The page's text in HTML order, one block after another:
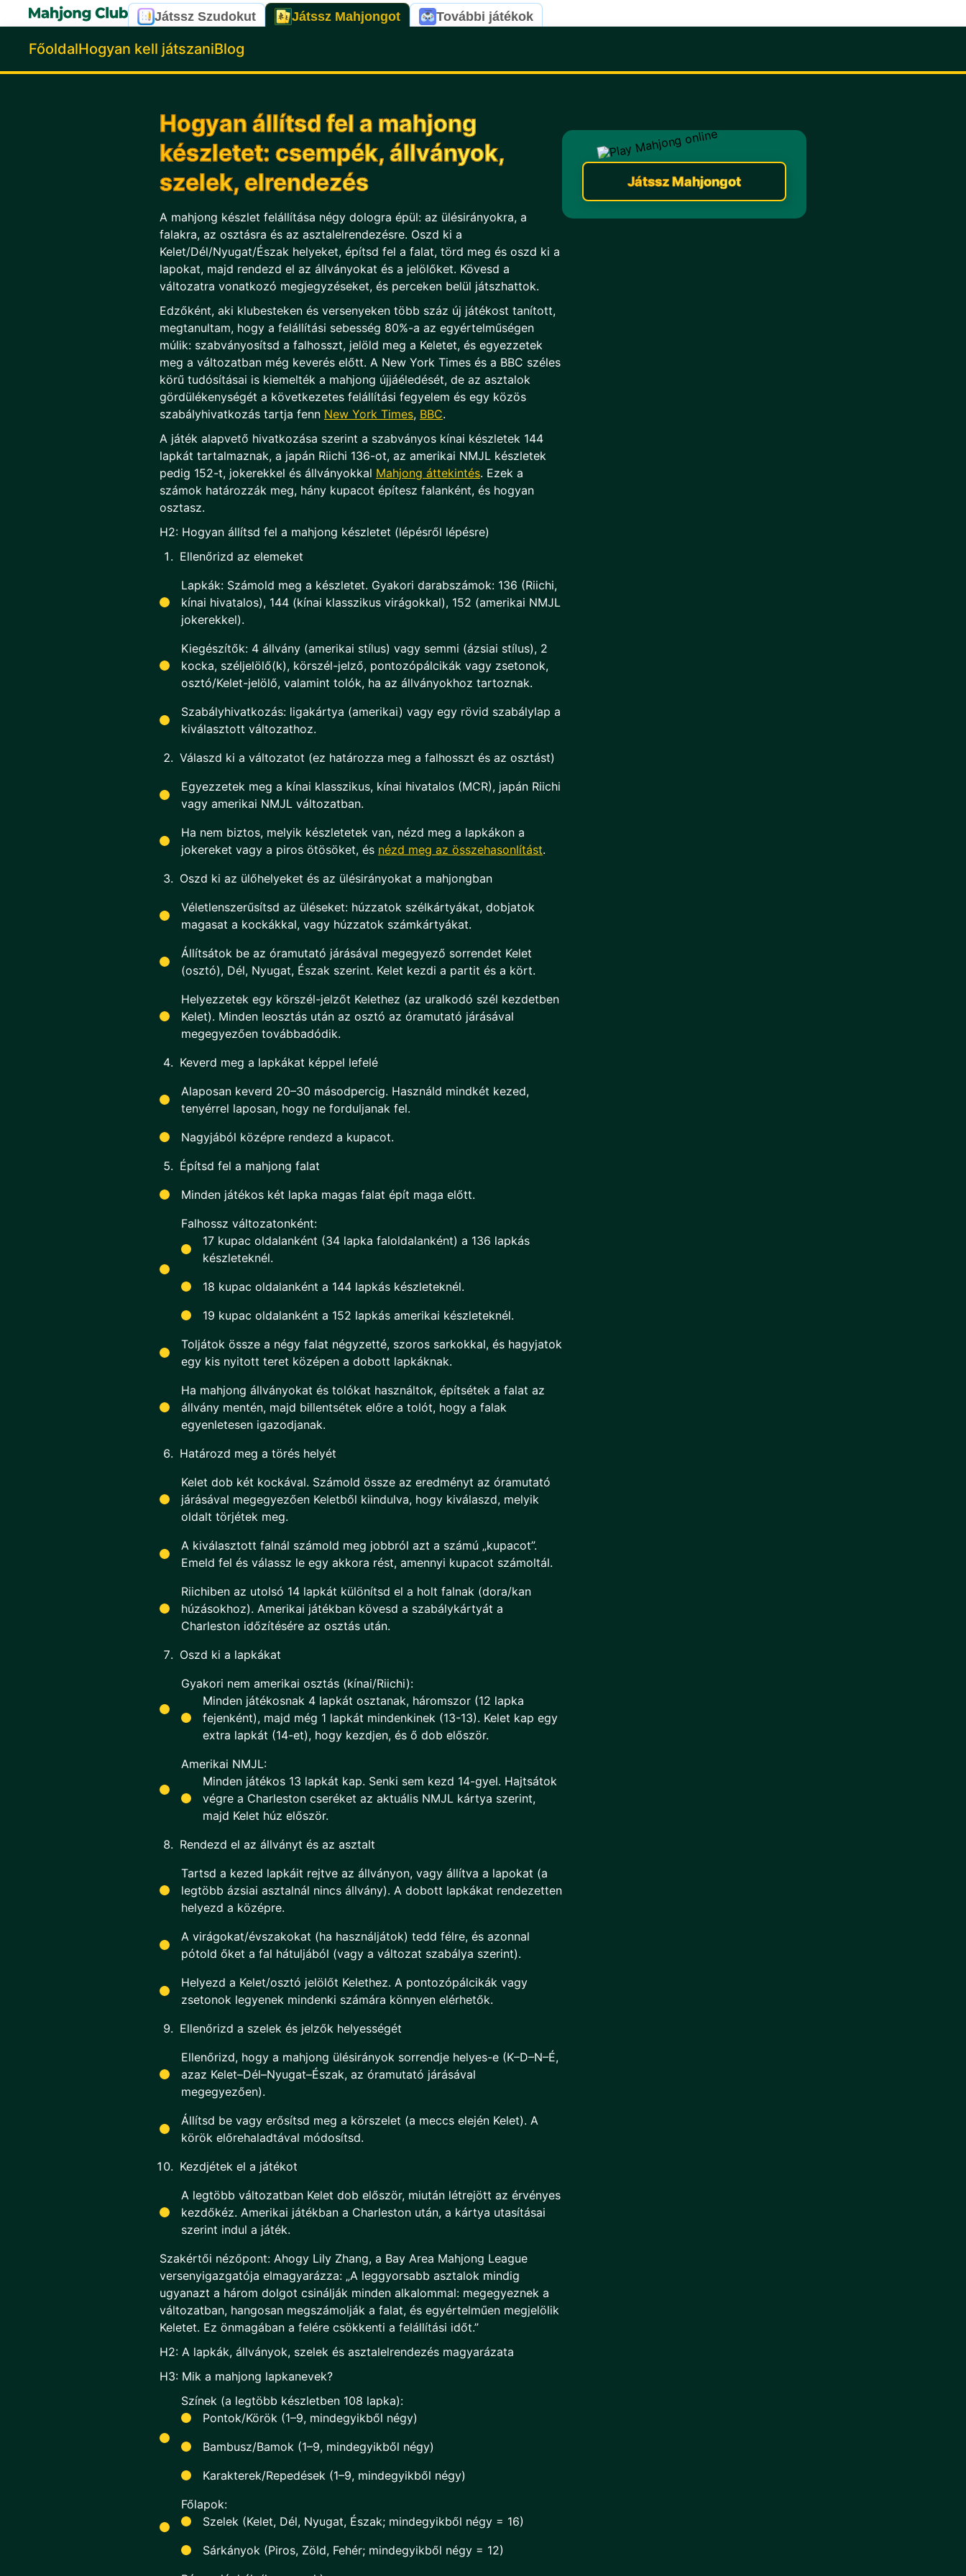
Játssz Szudokut Játssz Mahjongot További játékok
FőoldalHogyan kell játszaniBlog
Hogyan állítsd fel a mahjong
készletet: csempék, állványok,
szelek, elrendezés
A mahjong készlet felállítása négy dologra épül: az ülésirányokra, a
falakra, az osztásra és az asztalelrendezésre. Oszd ki a
Kelet/Dél/Nyugat/Észak helyeket, építsd fel a falat, törd meg és oszd ki a
lapokat, majd rendezd el az állványokat és a jelölőket. Kövesd a
változatra vonatkozó megjegyzéseket, és perceken belül játszhattok.
Edzőként, aki klubesteken és versenyeken több száz új játékost tanított,
megtanultam, hogy a felállítási sebesség 80%-a az egyértelműségen
múlik: szabványosítsd a falhosszt, jelöld meg a Keletet, és egyezzetek
meg a változatban még keverés előtt. A New York Times és a BBC széles
körű tudósításai is kiemelték a mahjong újjáéledését, de az asztalok
gördülékenységét a következetes felállítási fegyelem és egy közös
szabályhivatkozás tartja fenn New York Times, BBC.
A játék alapvető hivatkozása szerint a szabványos kínai készletek 144
lapkát tartalmaznak, a japán Riichi 136-ot, az amerikai NMJL készletek
pedig 152-t, jokerekkel és állványokkal Mahjong áttekintés. Ezek a
számok határozzák meg, hány kupacot építesz falanként, és hogyan
osztasz.
H2: Hogyan állítsd fel a mahjong készletet (lépésről lépésre)
Ellenőrizd az elemeket
Lapkák: Számold meg a készletet. Gyakori darabszámok: 136 (Riichi,
kínai hivatalos), 144 (kínai klasszikus virágokkal), 152 (amerikai NMJL
jokerekkel).
Kiegészítők: 4 állvány (amerikai stílus) vagy semmi (ázsiai stílus), 2
kocka, széljelölő(k), körszél-jelző, pontozópálcikák vagy zsetonok,
osztó/Kelet-jelölő, valamint tolók, ha az állványokhoz tartoznak.
Szabályhivatkozás: ligakártya (amerikai) vagy egy rövid szabálylap a
kiválasztott változathoz.
Válaszd ki a változatot (ez határozza meg a falhosszt és az osztást)
Egyezzetek meg a kínai klasszikus, kínai hivatalos (MCR), japán Riichi
vagy amerikai NMJL változatban.
Ha nem biztos, melyik készletetek van, nézd meg a lapkákon a
jokereket vagy a piros ötösöket, és nézd meg az összehasonlítást.
Oszd ki az ülőhelyeket és az ülésirányokat a mahjongban
Véletlenszerűsítsd az üléseket: húzzatok szélkártyákat, dobjatok
magasat a kockákkal, vagy húzzatok számkártyákat.
Állítsátok be az óramutató járásával megegyező sorrendet Kelet
(osztó), Dél, Nyugat, Észak szerint. Kelet kezdi a partit és a kört.
Helyezzetek egy körszél-jelzőt Kelethez (az uralkodó szél kezdetben
Kelet). Minden leosztás után az osztó az óramutató járásával
megegyezően továbbadódik.
Keverd meg a lapkákat képpel lefelé
Alaposan keverd 20–30 másodpercig. Használd mindkét kezed,
tenyérrel laposan, hogy ne forduljanak fel.
Nagyjából középre rendezd a kupacot.
Építsd fel a mahjong falat
Minden játékos két lapka magas falat épít maga előtt.
Falhossz változatonként:
17 kupac oldalanként (34 lapka faloldalanként) a 136 lapkás
készleteknél.
18 kupac oldalanként a 144 lapkás készleteknél.
19 kupac oldalanként a 152 lapkás amerikai készleteknél.
Toljátok össze a négy falat négyzetté, szoros sarkokkal, és hagyjatok
egy kis nyitott teret középen a dobott lapkáknak.
Ha mahjong állványokat és tolókat használtok, építsétek a falat az
állvány mentén, majd billentsétek előre a tolót, hogy a falak
egyenletesen igazodjanak.
Határozd meg a törés helyét
Kelet dob két kockával. Számold össze az eredményt az óramutató
járásával megegyezően Keletből kiindulva, hogy kiválaszd, melyik
oldalt törjétek meg.
A kiválasztott falnál számold meg jobbról azt a számú „kupacot”.
Emeld fel és válassz le egy akkora rést, amennyi kupacot számoltál.
Riichiben az utolsó 14 lapkát különítsd el a holt falnak (dora/kan
húzásokhoz). Amerikai játékban kövesd a szabálykártyát a
Charleston időzítésére az osztás után.
Oszd ki a lapkákat
Gyakori nem amerikai osztás (kínai/Riichi):
Minden játékosnak 4 lapkát osztanak, háromszor (12 lapka
fejenként), majd még 1 lapkát mindenkinek (13-13). Kelet kap egy
extra lapkát (14-et), hogy kezdjen, és ő dob először.
Amerikai NMJL:
Minden játékos 13 lapkát kap. Senki sem kezd 14-gyel. Hajtsátok
végre a Charleston cseréket az aktuális NMJL kártya szerint,
majd Kelet húz először.
Rendezd el az állványt és az asztalt
Tartsd a kezed lapkáit rejtve az állványon, vagy állítva a lapokat (a
legtöbb ázsiai asztalnál nincs állvány). A dobott lapkákat rendezetten
helyezd a középre.
A virágokat/évszakokat (ha használjátok) tedd félre, és azonnal
pótold őket a fal hátuljából (vagy a változat szabálya szerint).
Helyezd a Kelet/osztó jelölőt Kelethez. A pontozópálcikák vagy
zsetonok legyenek mindenki számára könnyen elérhetők.
Ellenőrizd a szelek és jelzők helyességét
Ellenőrizd, hogy a mahjong ülésirányok sorrendje helyes-e (K–D–N–É,
azaz Kelet–Dél–Nyugat–Észak, az óramutató járásával
megegyezően).
Állítsd be vagy erősítsd meg a körszelet (a meccs elején Kelet). A
körök előrehaladtával módosítsd.
Kezdjétek el a játékot
A legtöbb változatban Kelet dob először, miután létrejött az érvényes
kezdőkéz. Amerikai játékban a Charleston után, a kártya utasításai
szerint indul a játék.
Szakértői nézőpont: Ahogy Lily Zhang, a Bay Area Mahjong League
versenyigazgatója elmagyarázza: „A leggyorsabb asztalok mindig
ugyanazt a három dolgot csinálják minden alkalommal: megegyeznek a
változatban, hangosan megszámolják a falat, és egyértelműen megjelölik
Keletet. Ez önmagában a felére csökkenti a felállítási időt.”
H2: A lapkák, állványok, szelek és asztalelrendezés magyarázata
H3: Mik a mahjong lapkanevek?
Színek (a legtöbb készletben 108 lapka):
Pontok/Körök (1–9, mindegyikből négy)
Bambusz/Bamok (1–9, mindegyikből négy)
Karakterek/Repedések (1–9, mindegyikből négy)
Főlapok:
Szelek (Kelet, Dél, Nyugat, Észak; mindegyikből négy = 16)
Sárkányok (Piros, Zöld, Fehér; mindegyikből négy = 12)
Játssz Mahjongot